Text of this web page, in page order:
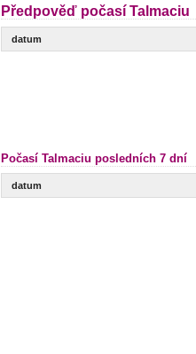
Předpověď počasí Talmaciu
datum
Počasí Talmaciu posledních 7 dní
datum